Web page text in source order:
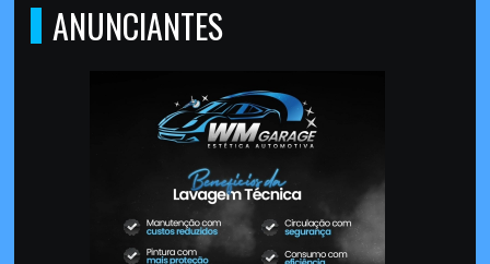
ANUNCIANTES